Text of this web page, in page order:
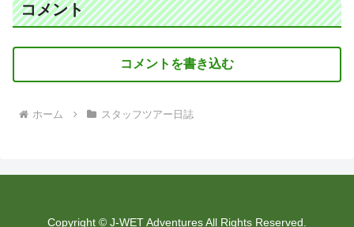
コメント
コメントを書き込む
ホーム スタッフツアー日誌
Copyright © J-WET Adventures All Rights Reserved.